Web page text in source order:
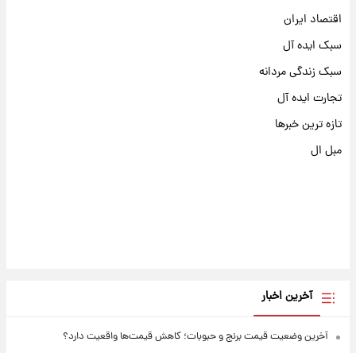
اقتصاد ایران
سبک ایده آل
سبک زندگی مردانه
تجارت ایده آل
تازه ترین خبرها
مبل ال
آخرین اخبار
آخرین وضعیت قیمت برنج و حبوبات؛ کاهش قیمت‌ها واقعیت دارد؟